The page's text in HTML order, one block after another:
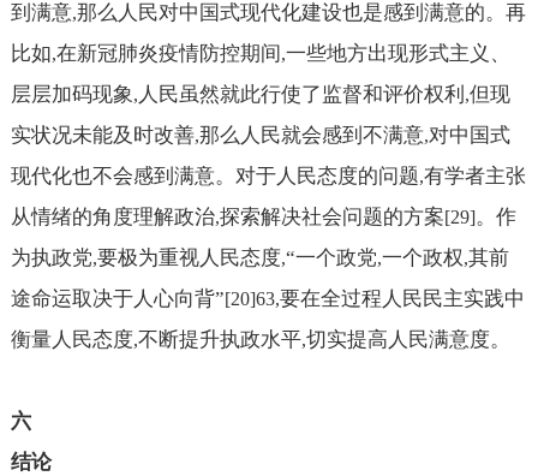
到满意,那么人民对中国式现代化建设也是感到满意的。再
比如,在新冠肺炎疫情防控期间 ,一些地方出现形式主义、
层层加码现象, 人民虽然就此行使了监督和评价权利 ,但现
实状况未能及时改善,那么人民就会感到不满意,对中国式
现代化也不会感到满意。对于人民态度的问题,有学者主张
从情绪的角度理解政治,探索解决社会问题的方案[29]。作
为执政党,要极为重视人民态度,“一个政党,一个政权,其前
途命运取决于人心向背”[20]63,要在全过程人民民主实践中
衡量人民态度,不断提升执政水平,切实提高人民满意度。
六
结论